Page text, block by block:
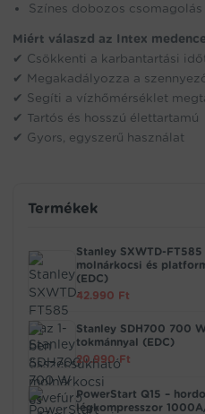
Színes dobozos csomagolás
Miért válaszd az Intex
✔ Csökkenti a karbantartási
✔ Megakadályozza a
✔ Segíti a vízhőmérséklet
✔ Tartós és hosszú élettartamú
✔ Gyors, egyszerű használat
Termékek
Stanley SXWTD-
molnárkocsi és
(EDC)
42.990 Ft
Stanley SDH700 700
tokmánnyal (EDC)
20.990Ft
PowerStart Q15 –
légkompresszor